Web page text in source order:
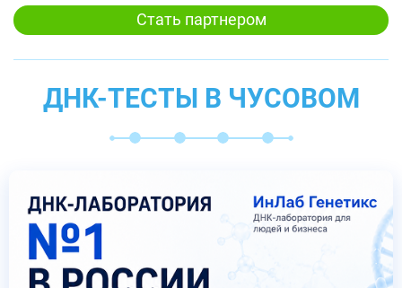
Стать партнером
ДНК-ТЕСТЫ В ЧУСОВОМ